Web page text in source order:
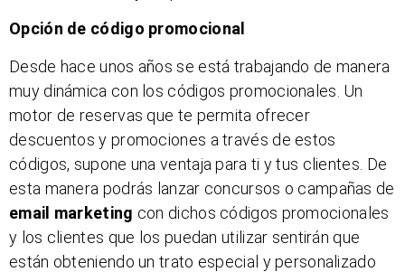
Opción de código promocional
Desde hace unos años se está trabajando de manera
muy dinámica con los códigos promocionales. Un
motor de reservas que te permita ofrecer
descuentos y promociones a través de estos
códigos, supone una ventaja para ti y tus clientes. De
esta manera podrás lanzar concursos o campañas de
email marketing con dichos códigos promocionales
y los clientes que los puedan utilizar sentirán que
están obteniendo un trato especial y personalizado